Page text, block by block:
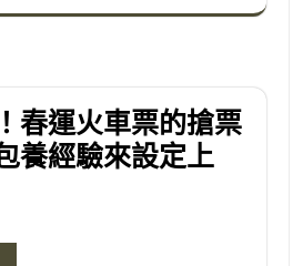
春運火車票的搶票
養經驗來設定上